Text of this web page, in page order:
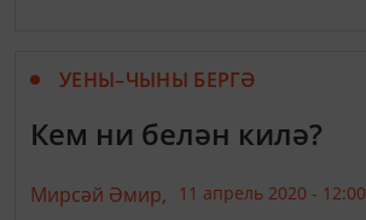
УЕНЫ–ЧЫНЫ БЕРГӘ
Кем ни белән килә?
Мирсәй Әмир, 11 апрель 2020 - 12:00